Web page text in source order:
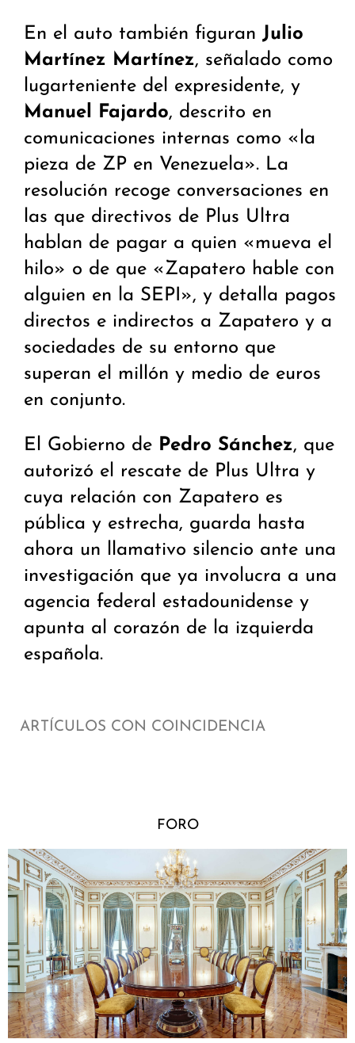
En el auto también figuran Julio
Martínez Martínez, señalado como
lugarteniente del expresidente, y
Manuel Fajardo, descrito en
comunicaciones internas como «la
pieza de ZP en Venezuela». La
resolución recoge conversaciones en
las que directivos de Plus Ultra
hablan de pagar a quien «mueva el
hilo» o de que «Zapatero hable con
alguien en la SEPI», y detalla pagos
directos e indirectos a Zapatero y a
sociedades de su entorno que
superan el millón y medio de euros
en conjunto.
El Gobierno de Pedro Sánchez, que
autorizó el rescate de Plus Ultra y
cuya relación con Zapatero es
pública y estrecha, guarda hasta
ahora un llamativo silencio ante una
investigación que ya involucra a una
agencia federal estadounidense y
apunta al corazón de la izquierda
española.
ARTÍCULOS CON COINCIDENCIA
FORO